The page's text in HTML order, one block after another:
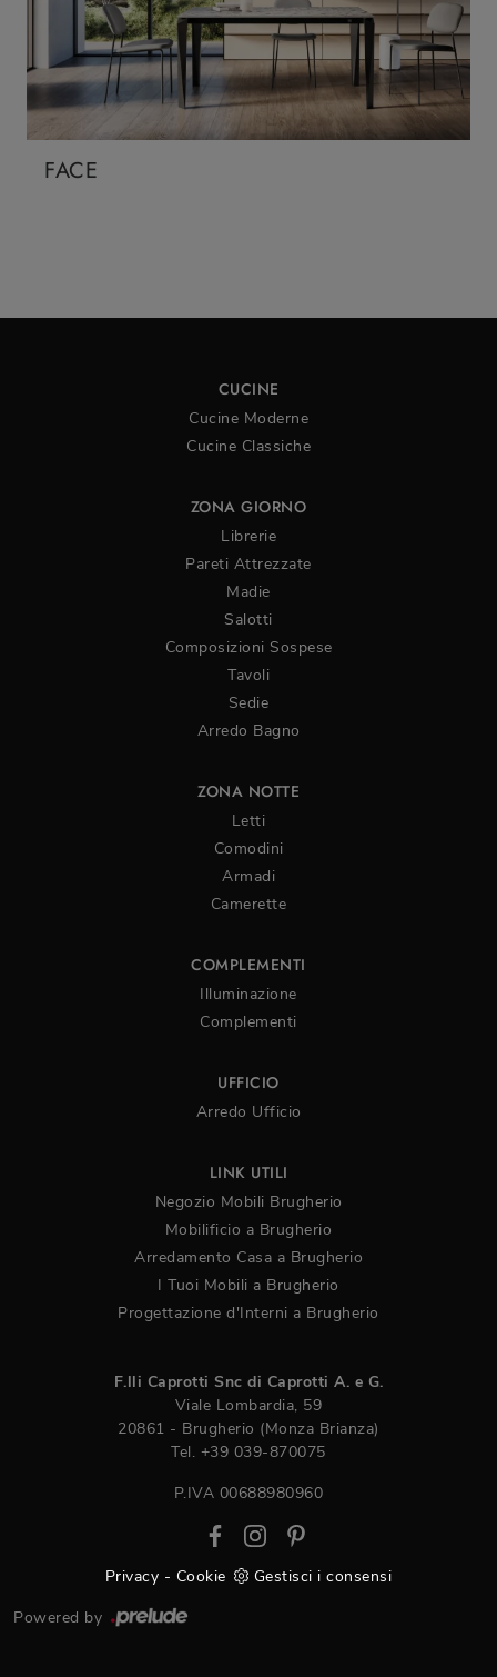
FACE
CUCINE
Cucine Moderne
Cucine Classiche
ZONA GIORNO
Librerie
Pareti Attrezzate
Madie
Salotti
Composizioni Sospese
Tavoli
Sedie
Arredo Bagno
ZONA NOTTE
Letti
Comodini
Armadi
Camerette
COMPLEMENTI
Illuminazione
Complementi
UFFICIO
Arredo Ufficio
LINK UTILI
Negozio Mobili Brugherio
Mobilificio a Brugherio
Arredamento Casa a Brugherio
I Tuoi Mobili a Brugherio
Progettazione d'Interni a Brugherio
F.lli Caprotti Snc di Caprotti A. e G.
Viale Lombardia, 59
20861 - Brugherio (Monza Brianza)
Tel. +39 039-870075
P.IVA 00688980960
Privacy - Cookie
Gestisci i consensi
Powered by